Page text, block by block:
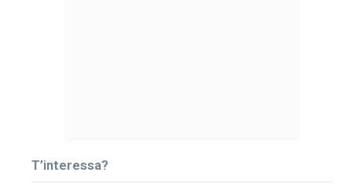
T’interessa?